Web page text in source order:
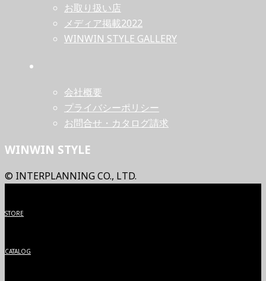
お取り扱い店
メディア掲載2022
WINWIN STYLE GALLERY
会社概要
プライバシーポリシー
お問合せ・カタログ請求
WINWIN STYLE
© INTERPLANNING CO., LTD.
STORE
CATALOG